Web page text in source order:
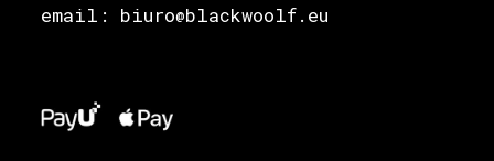
email: biuro@blackwoolf.eu